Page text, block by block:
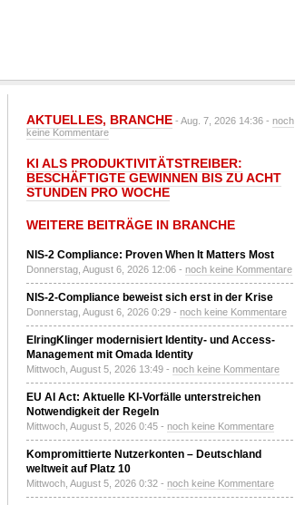
AKTUELLES, BRANCHE - Aug. 7, 2026 14:36 - noch
keine Kommentare
KI ALS PRODUKTIVITÄTSTREIBER:
BESCHÄFTIGTE GEWINNEN BIS ZU ACHT
STUNDEN PRO WOCHE
WEITERE BEITRÄGE IN BRANCHE
NIS-2 Compliance: Proven When It Matters Most
Donnerstag, August 6, 2026 12:06 - noch keine Kommentare
NIS-2-Compliance beweist sich erst in der Krise
Donnerstag, August 6, 2026 0:29 - noch keine Kommentare
ElringKlinger modernisiert Identity- und Access-
Management mit Omada Identity
Mittwoch, August 5, 2026 13:49 - noch keine Kommentare
EU AI Act: Aktuelle KI-Vorfälle unterstreichen
Notwendigkeit der Regeln
Mittwoch, August 5, 2026 0:45 - noch keine Kommentare
Kompromittierte Nutzerkonten – Deutschland
weltweit auf Platz 10
Mittwoch, August 5, 2026 0:32 - noch keine Kommentare